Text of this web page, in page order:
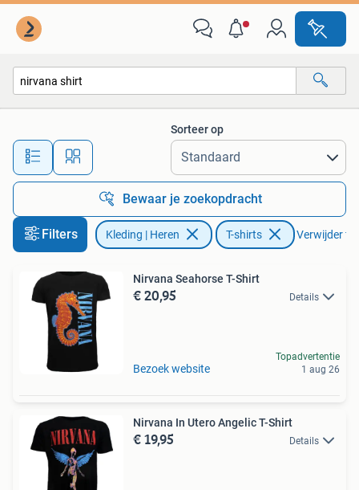
Alle afstanden…
Sorteer op
Bewaar je zoekopdracht
Filters Kleding | Heren T-shirts Verwijder
Nirvana Seahorse T-Shirt
€ 20,95 Details
Bezoek website
Topadvertentie
1 aug 26
Nirvana In Utero Angelic T-Shirt
€ 19,95 Details